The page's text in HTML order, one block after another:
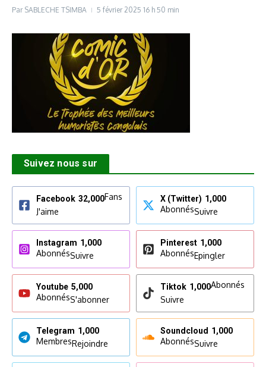
Par SABLECHE TSIMBA 5 février 2025 16 h 50 min
Suivez nous sur
Facebook 32,000Fans
J'aime
X (Twitter) 1,000
AbonnésSuivre
Instagram 1,000
AbonnésSuivre
Pinterest 1,000
AbonnésEpingler
Youtube 5,000
AbonnésS'abonner
Tiktok 1,000Abonnés
Suivre
Telegram 1,000
MembresRejoindre
Soundcloud 1,000
AbonnésSuivre